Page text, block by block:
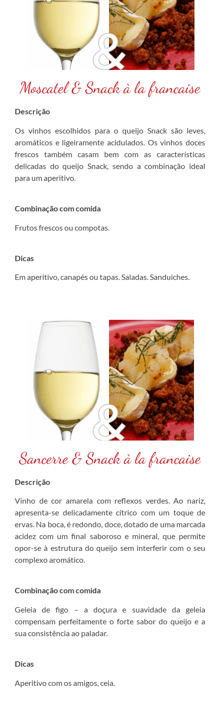
Moscatel & Snack à la francaise
Descrição
Os vinhos escolhidos para o queijo Snack são leves,
aromáticos e ligeiramente acidulados. Os vinhos doces
frescos também casam bem com as características
delicadas do queijo Snack, sendo a combinação ideal
para um aperitivo.
Combinação com comida
Frutos frescos ou compotas.
Dicas
Em aperitivo, canapés ou tapas. Saladas. Sanduiches.
Sancerre & Snack à la francaise
Descrição
Vinho de cor amarela com reflexos verdes. Ao nariz,
apresenta-se delicadamente cítrico com um toque de
ervas. Na boca, é redondo, doce, dotado de uma marcada
acidez com um final saboroso e mineral, que permite
opor-se à estrutura do queijo sem interferir com o seu
complexo aromático.
Combinação com comida
Geleia de figo – a doçura e suavidade da geleia
compensam perfeitamente o forte sabor do queijo e a
sua consistência ao paladar.
Dicas
Aperitivo com os amigos, ceia.